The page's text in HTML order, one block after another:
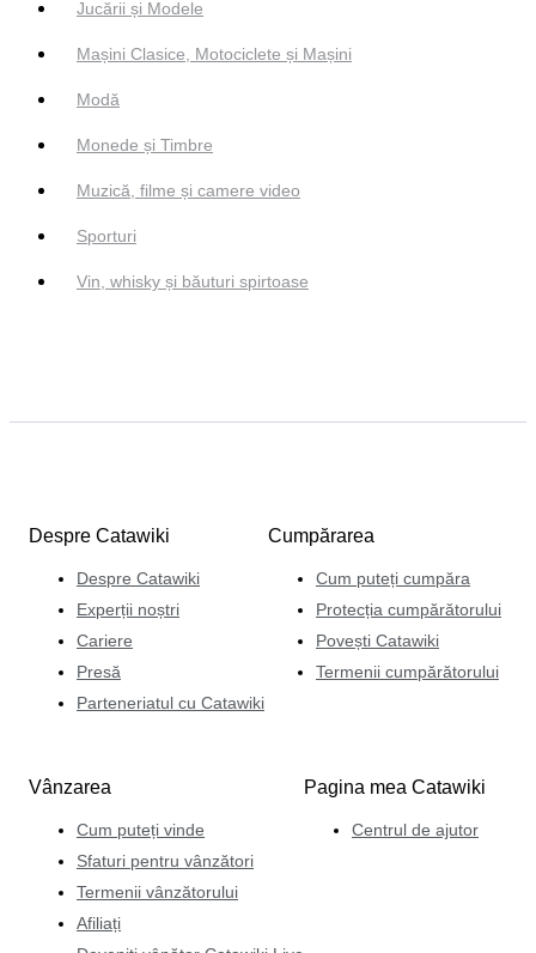
Jucării și Modele
Mașini Clasice, Motociclete și Mașini
Modă
Monede și Timbre
Muzică, filme și camere video
Sporturi
Vin, whisky și băuturi spirtoase
Despre Catawiki
Despre Catawiki
Experții noștri
Cariere
Presă
Parteneriatul cu Catawiki
Cumpărarea
Cum puteți cumpăra
Protecția cumpărătorului
Povești Catawiki
Termenii cumpărătorului
Vânzarea
Cum puteți vinde
Sfaturi pentru vânzători
Termenii vânzătorului
Afiliați
Pagina mea Catawiki
Centrul de ajutor